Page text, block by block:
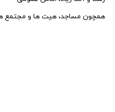
همچون مساجد، هیت ها و مجتمع